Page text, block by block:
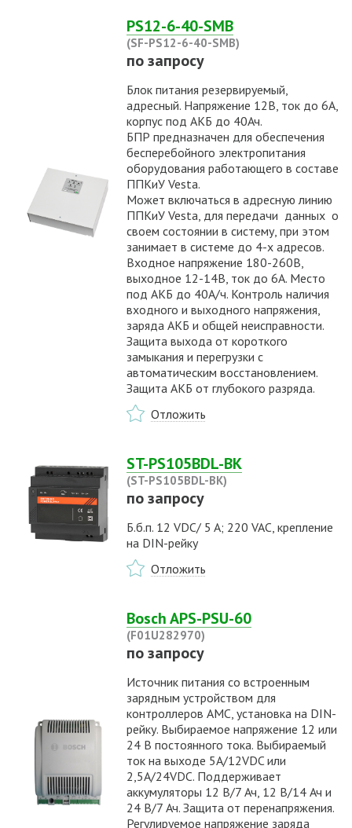
PS12-6-40-SMB
(SF-PS12-6-40-SMB)
по запросу
Блок питания резервируемый,
адресный. Напряжение 12В, ток до 6А,
корпус под АКБ до 40Ач.
БПР предназначен для обеспечения
бесперебойного электропитания
оборудования работающего в составе
ППКиУ Vesta.
Может включаться в адресную линию
ППКиУ Vesta, для передачи данных о
своем состоянии в систему, при этом
занимает в системе до 4-х адресов.
Входное напряжение 180-260В,
выходное 12-14В, ток до 6А. Место
под АКБ до 40А/ч. Контроль наличия
входного и выходного напряжения,
заряда АКБ и общей неисправности.
Защита выхода от короткого
замыкания и перегрузки с
автоматическим восстановлением.
Защита АКБ от глубокого разряда.
Отложить
ST-PS105BDL-BK
(ST-PS105BDL-BK)
по запросу
Б.б.п. 12 VDC/ 5 A; 220 VAC, крепление
на DIN-рейку
Отложить
Bosch APS-PSU-60
(F01U282970)
по запросу
Источник питания со встроенным
зарядным устройством для
контроллеров AMC, установка на DIN-
рейку. Выбираемое напряжение 12 или
24 В постоянного тока. Выбираемый
ток на выходе 5А/12VDC или
2,5А/24VDC. Поддерживает
аккумуляторы 12 В/7 Ач, 12 В/14 Ач и
24 В/7 Ач. Защита от перенапряжения.
Регулируемое напряжение заряда